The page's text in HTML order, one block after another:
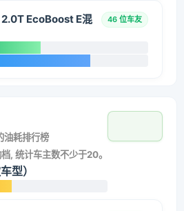
EcoBoost E混
46 位车友
油耗排行榜
, 统计车主数不少于20。
型）